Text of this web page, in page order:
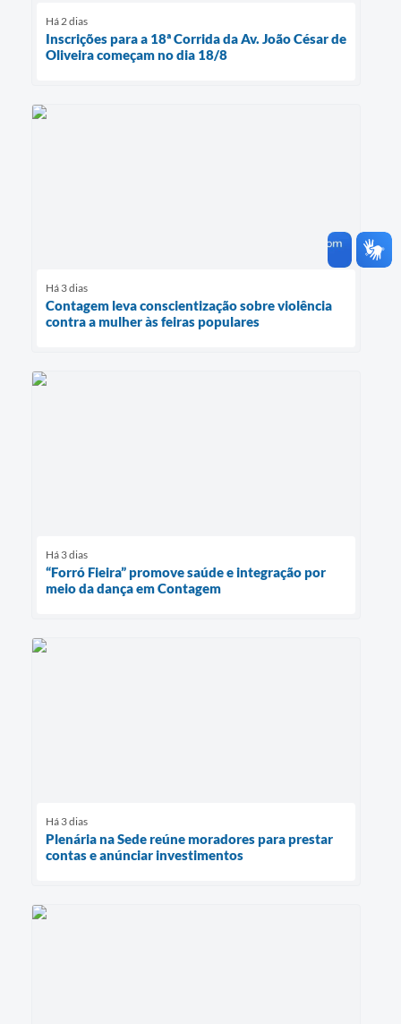
Há 2 dias
Inscrições para a 18ª Corrida da Av. João César de
Oliveira começam no dia 18/8
Há 3 dias
Contagem leva conscientização sobre violência
contra a mulher às feiras populares
Há 3 dias
“Forró Fieira” promove saúde e integração por
meio da dança em Contagem
Há 3 dias
Plenária na Sede reúne moradores para prestar
contas e anúnciar investimentos